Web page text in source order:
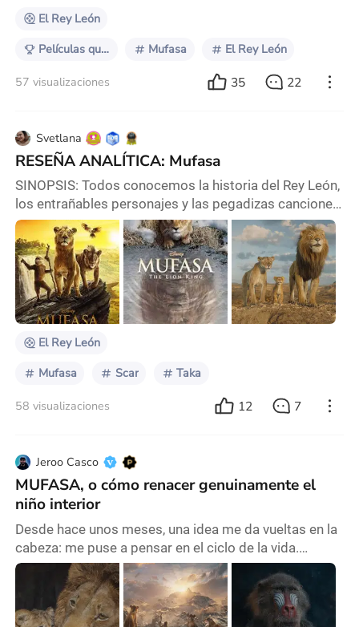
El Rey León
Películas que Resaltan Lugares Mufasa El Rey León
57 visualizaciones 35 22
Svetlana
RESEÑA ANALÍTICA: Mufasa
SINOPSIS: Todos conocemos la historia del Rey León,
los entrañables personajes y las pegadizas canciones,
pero sobre todo el trágico final de Mufasa el padre de
Simba, sin embargo, no conocemos más allá del
personaje Mufasa, por lo que, en esta película
precuela de nombre Mufasa, profundiza sobre cómo
fue la vida del padre de Simba antes de convertirse en
rey y cómo unos hermanos que originalmente
El Rey León
Mufasa Scar Taka
58 visualizaciones 12 7
Jeroo Casco
MUFASA, o cómo renacer genuinamente el
niño interior
Desde hace unos meses, una idea me da vueltas en la
cabeza: me puse a pensar en el ciclo de la vida.
Probablemente sea algo que nos sucede a todas las
personas treintañeras, ya que nos encontramos casi
en la mitad de nuestras vidas. Miramos un poco para
atrás, tratando de fijar en la memoria la mayor